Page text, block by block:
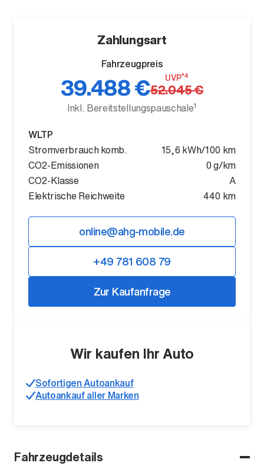
Fahrzeugdetails
Zahlungsart
Fahrzeugpreis
39.488 € UVP*4
52.045 €
Inkl. Bereitstellungspauschale1
WLTP
Stromverbrauch komb.
15,6 kWh/100 km
CO2-Emissionen
0 g/km
CO2-Klasse
A
Elektrische Reichweite
440 km
online@ahg-mobile.de
+49 781 608 79
Zur Kaufanfrage
Wir kaufen Ihr Auto
Sofortigen Autoankauf
Autoankauf aller Marken